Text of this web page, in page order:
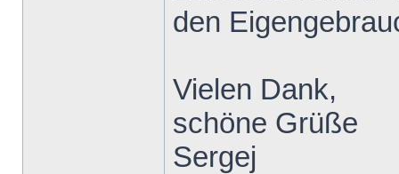
den
Vielen Dank,
schöne Grüße
Sergej